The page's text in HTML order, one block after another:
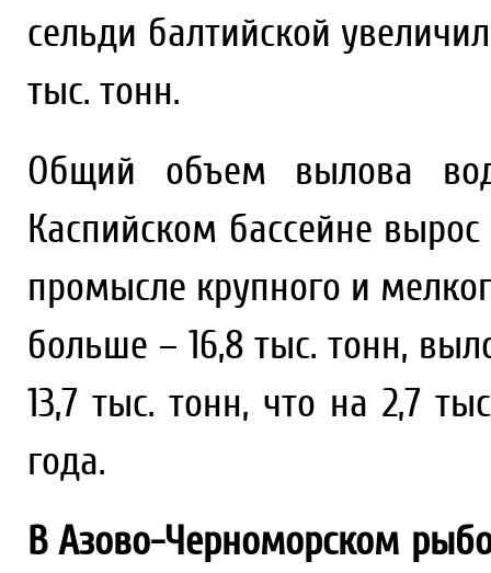
сельди балтийской
тыс. тонн.
Общий объем вылова
Каспийском бассейне
промысле крупного и
больше – 16,8 тыс. тонн,
13,7 тыс. тонн, что на 2,7
года.
В Азово-Черноморском